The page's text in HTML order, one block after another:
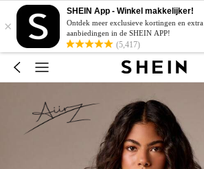
×
SHEIN App - Winkel makkelijker!
Ontdek meer exclusieve kortingen en extra
aanbiedingen in de SHEIN APP!
(5,417)